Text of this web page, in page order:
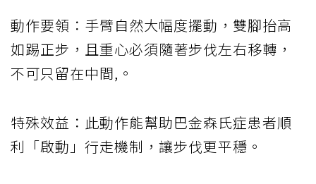
動作要領：手臂自然大幅度擺動，雙腳抬高
如踢正步，且重心必須隨著步伐左右移轉，
不可只留在中間,。
特殊效益：此動作能幫助巴金森氏症患者順
利「啟動」行走機制，讓步伐更平穩。